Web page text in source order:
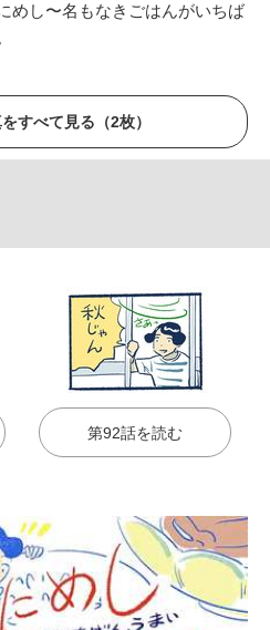
めし〜名もなきごはんがいちば
すべて見る（2枚）
第92話を読む